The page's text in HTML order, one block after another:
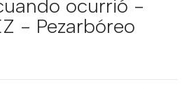
ocurrió -
- Pezarbóreo